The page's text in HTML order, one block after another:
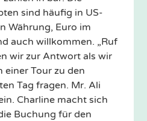
sind häufig in US-
Währung, Euro im
auch willkommen. „Ruf
wir zur Antwort als wir
Tour zu den
Tag fragen. Mr. Ali
Charline macht sich
Buchung für den